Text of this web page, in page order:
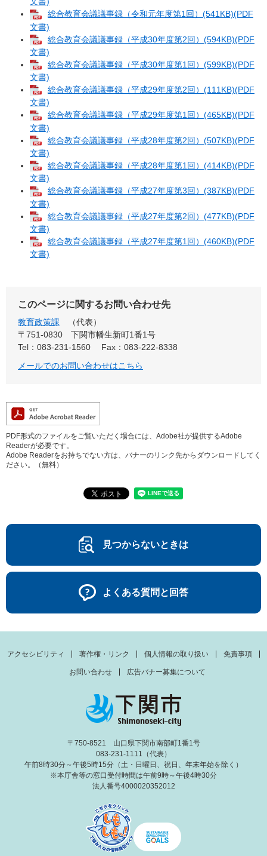
総合教育会議議事録（令和元年度第1回）(541KB)(PDF
文書)
総合教育会議議事録（平成30年度第2回）(594KB)(PDF
文書)
総合教育会議議事録（平成30年度第1回）(599KB)(PDF
文書)
総合教育会議議事録（平成29年度第2回）(111KB)(PDF
文書)
総合教育会議議事録（平成29年度第1回）(465KB)(PDF
文書)
総合教育会議議事録（平成28年度第2回）(507KB)(PDF
文書)
総合教育会議議事録（平成28年度第1回）(414KB)(PDF
文書)
総合教育会議議事録（平成27年度第3回）(387KB)(PDF
文書)
総合教育会議議事録（平成27年度第2回）(477KB)(PDF
文書)
総合教育会議議事録（平成27年度第1回）(460KB)(PDF
文書)
このページに関するお問い合わせ先
教育政策課
代表
〒751-0830
下関市幡生新町1番1号
Tel：083-231-1560
Fax：083-222-8338
メールでのお問い合わせはこちら
PDF形式のファイルをご覧いただく場合には、Adobe社が提供するAdobe
Readerが必要です。
Adobe Readerをお持ちでない方は、バナーのリンク先からダウンロードしてく
ださい。（無料）
見つからないときは
よくある質問と回答
アクセシビリティ 著作権・リンク 個人情報の取り扱い 免責事項
お問い合わせ 広告バナー募集について
〒750-8521 山口県下関市南部町1番1号
083-231-1111（代表）
午前8時30分～午後5時15分（土・日曜日、祝日、年末年始を除く）
※本庁舎等の窓口受付時間は午前9時～午後4時30分
法人番号4000020352012